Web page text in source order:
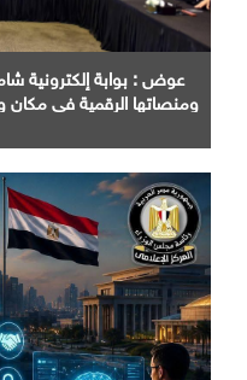
عوض : بوابة إلكترونية
ومنصاتها الرقمية في مكان